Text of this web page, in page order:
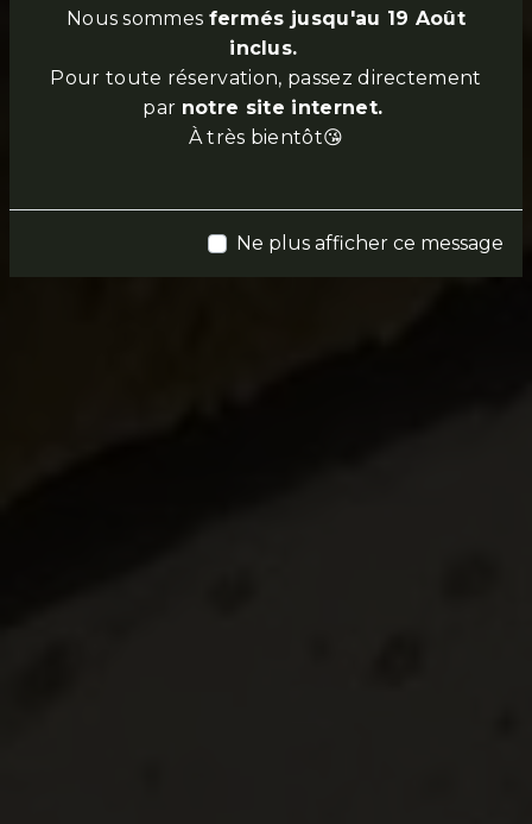
Nous sommes fermés jusqu'au 19 Août
inclus.
Pour toute réservation, passez directement
par notre site internet.
À très bientôt😘
Ne plus afficher ce message